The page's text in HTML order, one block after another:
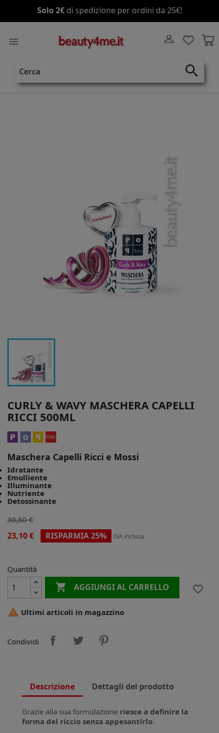
Solo 2€di spedizione per ordini da 25€!

search
CURLY & WAVY MASCHERA CAPELLI
RICCI 500ML
Maschera Capelli Ricci e Mossi
Idratante
Emolliente
Illuminante
Nutriente
Detossinante
30,80 €
23,10 € RISPARMIA 25% IVA inclusa
Quantità
 AGGIUNGI AL CARRELLO
favorite_border
 Ultimi articoli in magazzino
Condividi
Descrizione Dettagli del prodotto
Grazie alla sua formulazione riesce a definire la
forma del riccio senza appesantirlo.